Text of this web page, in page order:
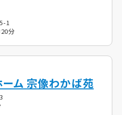
1
分
ム 宗像わかば苑